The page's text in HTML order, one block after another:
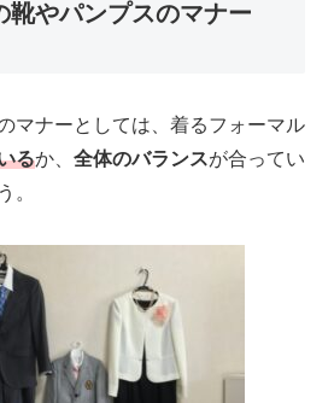
靴やパンプスのマナー
マナーとしては、着るフォーマル
るか、 全体のバランスが合ってい
。